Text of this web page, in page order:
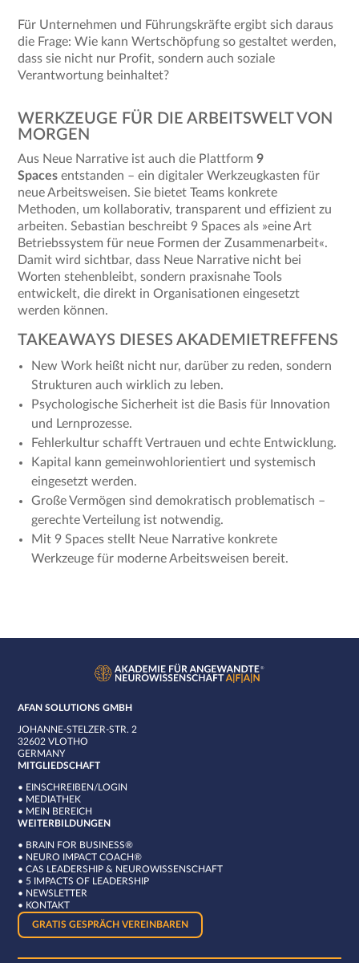
Für Unternehmen und Führungskräfte ergibt sich daraus
die Frage: Wie kann Wertschöpfung so gestaltet werden,
dass sie nicht nur Profit, sondern auch soziale
Verantwortung beinhaltet?
WERKZEUGE FÜR DIE ARBEITSWELT VON
MORGEN
Aus Neue Narrative ist auch die Plattform9
Spaces entstanden – ein digitaler Werkzeugkasten für
neue Arbeitsweisen. Sie bietet Teams konkrete
Methoden, um kollaborativ, transparent und effizient zu
arbeiten. Sebastian beschreibt 9 Spaces als »eine Art
Betriebssystem für neue Formen der Zusammenarbeit«.
Damit wird sichtbar, dass Neue Narrative nicht bei
Worten stehenbleibt, sondern praxisnahe Tools
entwickelt, die direkt in Organisationen eingesetzt
werden können.
TAKEAWAYS DIESES AKADEMIETREFFENS
New Work heißt nicht nur, darüber zu reden, sondern
Strukturen auch wirklich zu leben.
Psychologische Sicherheit ist die Basis für Innovation
und Lernprozesse.
Fehlerkultur schafft Vertrauen und echte Entwicklung.
Kapital kann gemeinwohlorientiert und systemisch
eingesetzt werden.
Große Vermögen sind demokratisch problematisch –
gerechte Verteilung ist notwendig.
Mit 9 Spaces stellt Neue Narrative konkrete
Werkzeuge für moderne Arbeitsweisen bereit.
AFAN SOLUTIONS GMBH
JOHANNE-STELZER-STR. 2
32602 VLOTHO
GERMANY
MITGLIEDSCHAFT
• EINSCHREIBEN/LOGIN
• MEDIATHEK
• MEIN BEREICH
WEITERBILDUNGEN
• BRAIN FOR BUSINESS®
• NEURO IMPACT COACH®
•CAS LEADERSHIP & NEUROWISSENSCHAFT
• 5 IMPACTS OF LEADERSHIP
• NEWSLETTER
• KONTAKT
GRATIS GESPRÄCH VEREINBAREN